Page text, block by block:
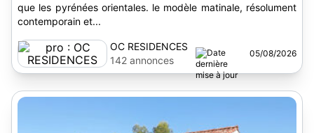
que les pyrénées orientales. le modèle matinale, résolument
contemporain et...
OC RESIDENCES
142 annonces
05/08/2026